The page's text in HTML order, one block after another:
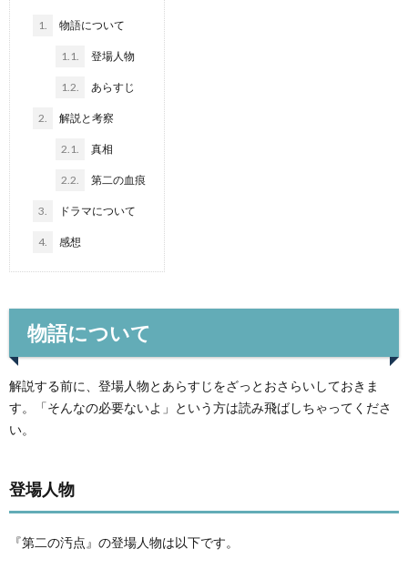
1. 物語について
1.1. 登場人物
1.2. あらすじ
2. 解説と考察
2.1. 真相
2.2. 第二の血痕
3. ドラマについて
4. 感想
物語について
解説する前に、登場人物とあらすじをざっとおさらいしておきま
す。「そんなの必要ないよ」という方は読み飛ばしちゃってくださ
い。
登場人物
『第二の汚点』の登場人物は以下です。